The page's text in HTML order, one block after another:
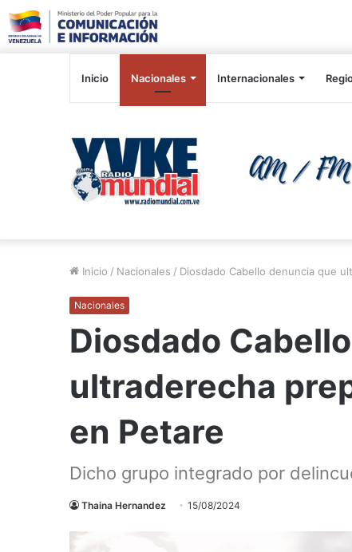
Inicio Nacionales Internacionales
Inicio / Nacionales / Diosdado Cabello denuncia que
Nacionales
Diosdado
ultraderecha
en Petare
Dicho grupo integrado por
Thaina Hernandez 15/08/2024